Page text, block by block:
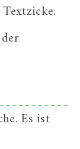
Es ist